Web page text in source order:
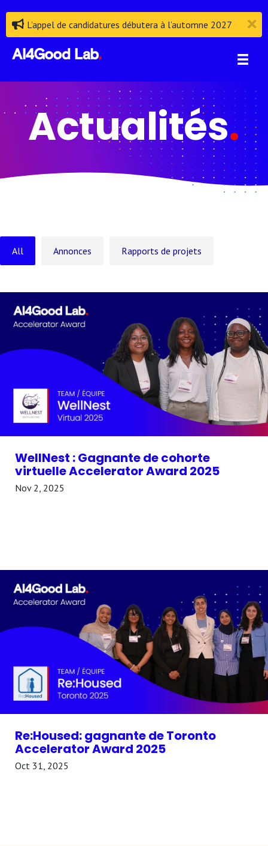
L’appel de candidatures débutera à l’automne 2027
Actualités.
All Annonces Rapports de projets
WellNest : Gagnante de cohorte
virtuelle Accelerator Award 2025
Nov 2, 2025
Re:Housed: gagnante de Toronto
Accelerator Award 2025
Oct 31, 2025